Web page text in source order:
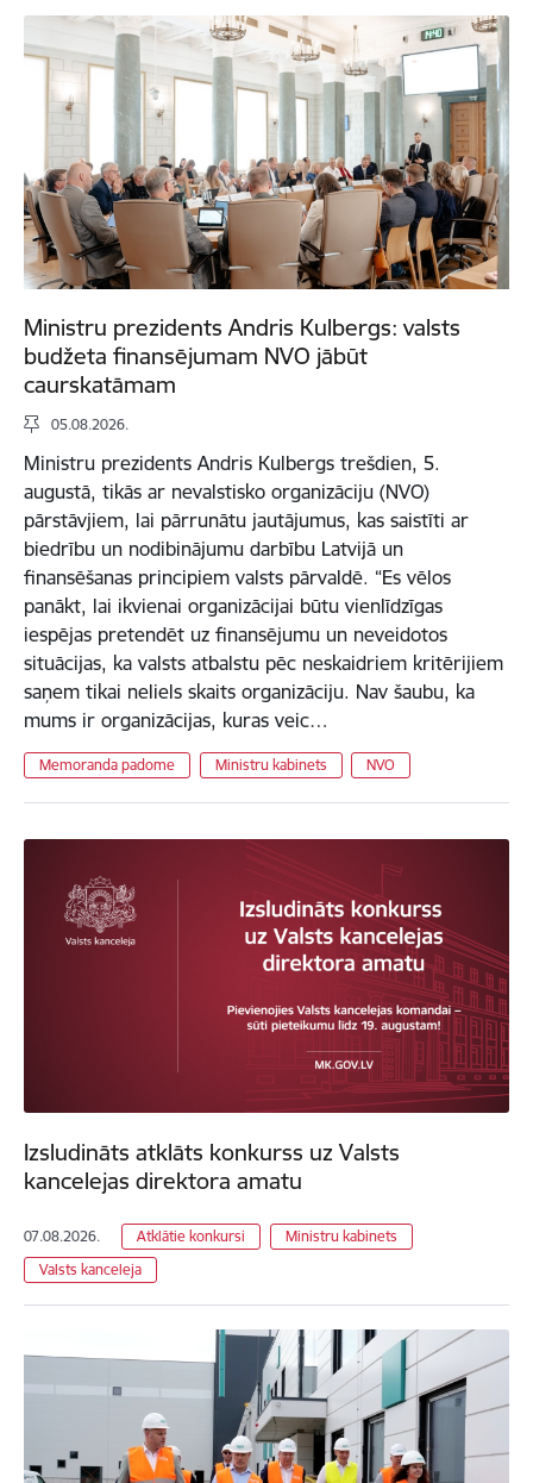
Ministru prezidents Andris Kulbergs: valsts
budžeta finansējumam NVO jābūt
caurskatāmam
05.08.2026.
Ministru prezidents Andris Kulbergs trešdien, 5.
augustā, tikās ar nevalstisko organizāciju (NVO)
pārstāvjiem, lai pārrunātu jautājumus, kas saistīti ar
biedrību un nodibinājumu darbību Latvijā un
finansēšanas principiem valsts pārvaldē. “Es vēlos
panākt, lai ikvienai organizācijai būtu vienlīdzīgas
iespējas pretendēt uz finansējumu un neveidotos
situācijas, ka valsts atbalstu pēc neskaidriem kritērijiem
saņem tikai neliels skaits organizāciju. Nav šaubu, ka
mums ir organizācijas, kuras veic…
Memoranda padome Ministru kabinets NVO
Izsludināts atklāts konkurss uz Valsts
kancelejas direktora amatu
07.08.2026. Atklātie konkursi
Ministru kabinets
Valsts kanceleja